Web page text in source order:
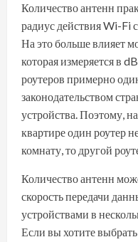
Количество антенн
радиус действия Wi-Fi
На это больше влияет
которая измеряется в
роутеров примерно
законодательством
устройства. Поэтому,
квартире один роутер
комнату, то другой
Количество антенн
скорость передачи
устройствами в
Если вы хотите